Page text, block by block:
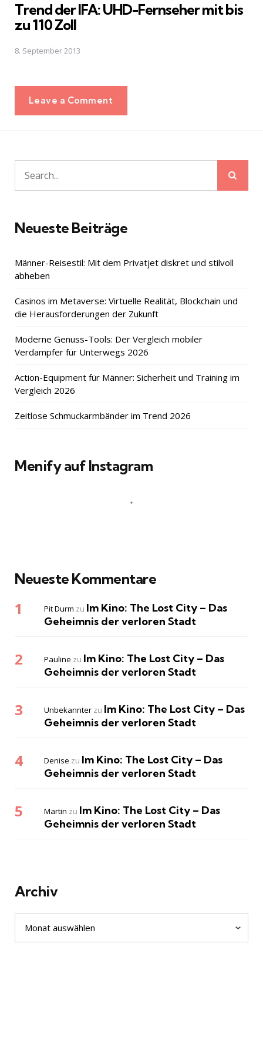
Trend der IFA: UHD-Fernseher mit bis
zu 110 Zoll
8. September 2013
Leave a Comment
Search
for:
Neueste Beiträge
Männer-Reisestil: Mit dem Privatjet diskret und stilvoll
abheben
Casinos im Metaverse: Virtuelle Realität, Blockchain und
die Herausforderungen der Zukunft
Moderne Genuss-Tools: Der Vergleich mobiler
Verdampfer für Unterwegs 2026
Action-Equipment für Männer: Sicherheit und Training im
Vergleich 2026
Zeitlose Schmuckarmbänder im Trend 2026
Menify auf Instagram
Neueste Kommentare
Pit Durm zu Im Kino: The Lost City – Das
Geheimnis der verloren Stadt
Pauline zu Im Kino: The Lost City – Das
Geheimnis der verloren Stadt
Unbekannter zu Im Kino: The Lost City – Das
Geheimnis der verloren Stadt
Denise zu Im Kino: The Lost City – Das
Geheimnis der verloren Stadt
Martin zu Im Kino: The Lost City – Das
Geheimnis der verloren Stadt
Archiv
Archiv